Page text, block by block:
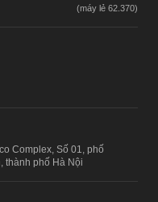
Complex, Số 01, phố
thành phố Hà Nội